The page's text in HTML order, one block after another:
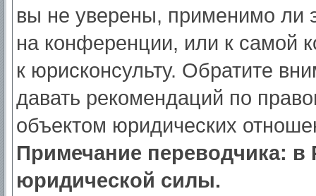
вы не уверены, применимо ли
на конференции, или к самой
к юрисконсульту. Обратите
давать рекомендаций по
объектом юридических
Примечание переводчика: в
юридической силы.